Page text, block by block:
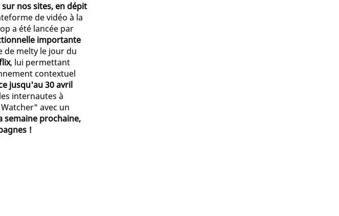
nos sites, en dépit
de vidéo à la
a été lancée par
importante
de melty le jour du
, lui permettant
contextuel
jusqu'au 30 avril
internautes à
avec un
semaine prochaine,
!